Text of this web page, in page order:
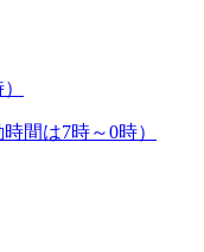
間は7時～0時）